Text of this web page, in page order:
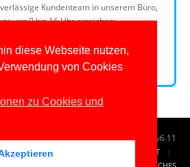
diese Webseite nutzen,
von Cookies
zu Cookies und
Kundenteam in unserem Büro,
von 9 bis 16 Uhr erreichen:
Visions.ch-Dr. Holger Schwichtenberg v6.11
TAG CLOUD
KONTAKT